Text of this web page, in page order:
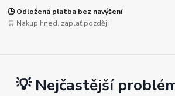
🕒 Odložená platba bez navýšení
🛒 Nakup hned, zaplať později
💡 Nejčastější